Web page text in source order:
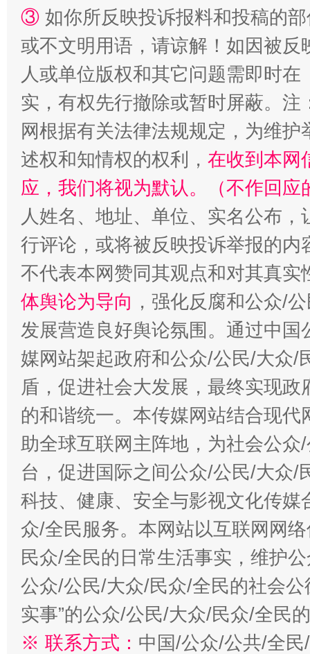
漫山遍野的桃花与雪山、麦地、白藏房
招工难、用工荒背后
③ 如你所反映投诉报料和投稿的
或不文明用语，请谅解！如因被
人或单位版权和其它问题需即时在
实，有权先行撤除或暂时屏蔽。
网根据有关法律法规规定，为维
述权和知情权的权利， 在收到本网
应，我们将视为默认。（不作回应
人姓名、地址、单位、实名公布
行评论，或将被反映投诉举报的
不代表本网赞同其观点和对其真实
体舆论为导向 ，强化反腐和公众/
发展营造良好舆论氛围。通过中
媒网站架起政府和公众/公民/大众/
盾，促进社会大发展，最终实现
的和谐统一。本传媒网站结合现
助全球互联网主阵地，为社会公
台，促进国际之间公众/公民/大众/
科技、健康、安全与影视文化传
众/全民服务。本网站以互联网网
民众/全民的日常生活事实，维护
公众/公民/大众/民众/全民的社会公
实事”的公众/公民/大众/民众/全民
※ 联系方式： 中国/公众/公共/全